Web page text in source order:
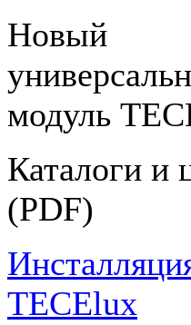
Новый
модуль
Каталоги и
(PDF)
TECElux